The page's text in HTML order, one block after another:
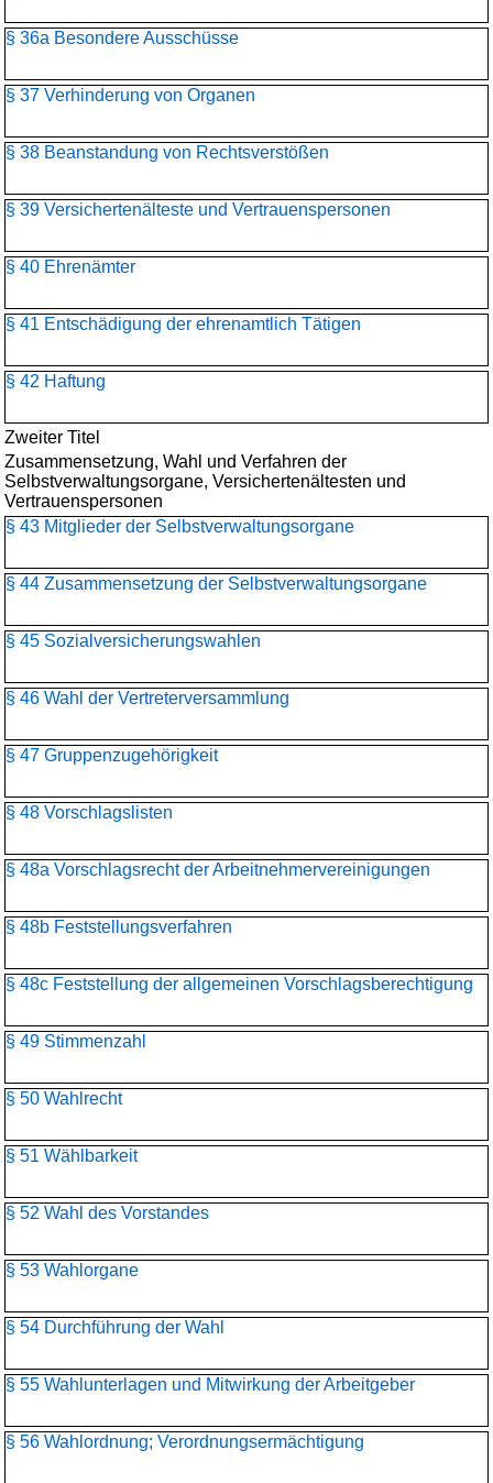
§ 36a Besondere Ausschüsse
§ 37 Verhinderung von Organen
§ 38 Beanstandung von Rechtsverstößen
§ 39 Versichertenälteste und Vertrauenspersonen
§ 40 Ehrenämter
§ 41 Entschädigung der ehrenamtlich Tätigen
§ 42 Haftung
Zweiter Titel
Zusammensetzung, Wahl und Verfahren der
Selbstverwaltungsorgane, Versichertenältesten und
Vertrauenspersonen
§ 43 Mitglieder der Selbstverwaltungsorgane
§ 44 Zusammensetzung der Selbstverwaltungsorgane
§ 45 Sozialversicherungswahlen
§ 46 Wahl der Vertreterversammlung
§ 47 Gruppenzugehörigkeit
§ 48 Vorschlagslisten
§ 48a Vorschlagsrecht der Arbeitnehmervereinigungen
§ 48b Feststellungsverfahren
§ 48c Feststellung der allgemeinen Vorschlagsberechtigung
§ 49 Stimmenzahl
§ 50 Wahlrecht
§ 51 Wählbarkeit
§ 52 Wahl des Vorstandes
§ 53 Wahlorgane
§ 54 Durchführung der Wahl
§ 55 Wahlunterlagen und Mitwirkung der Arbeitgeber
§ 56 Wahlordnung; Verordnungsermächtigung